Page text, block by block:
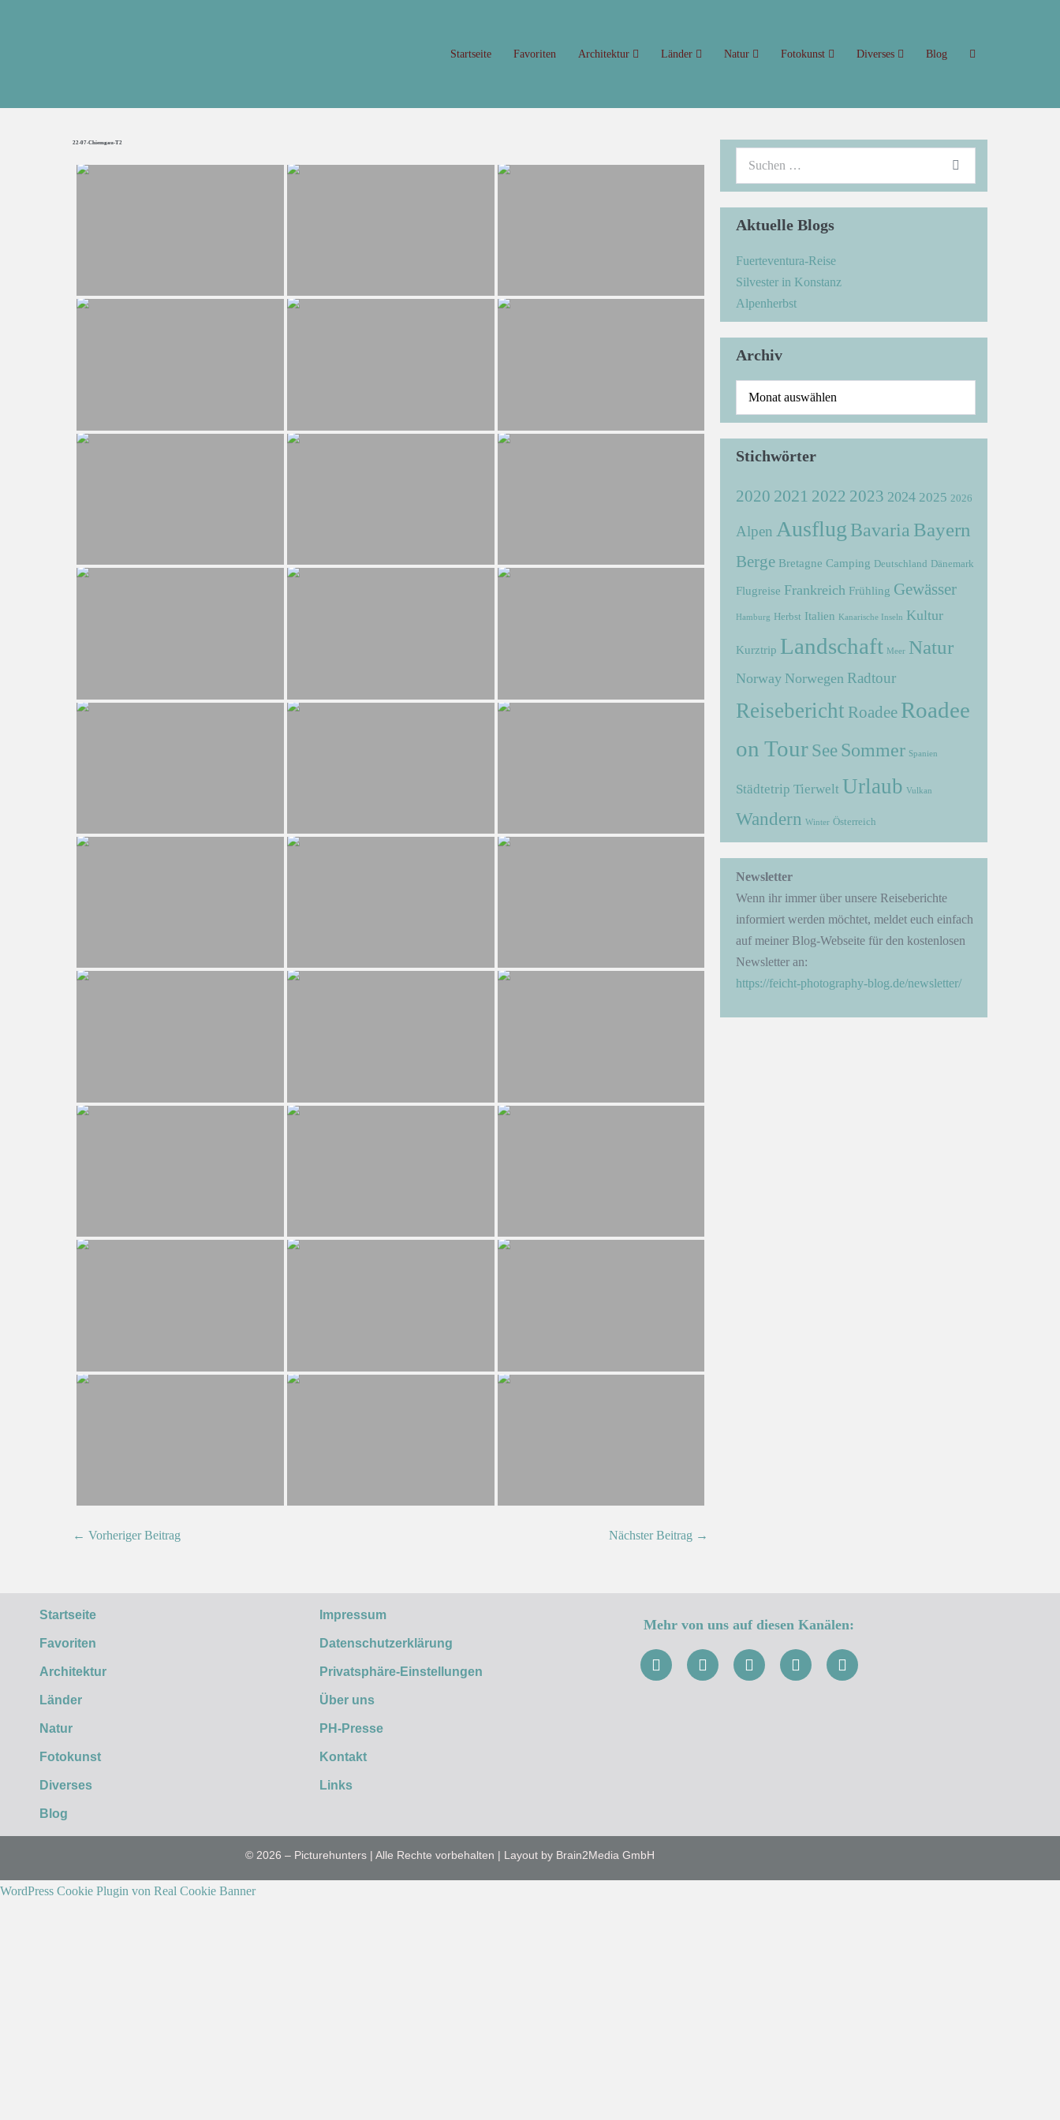
Startseite Favoriten Architektur Länder Natur Fotokunst Diverses Blog
22-07-Chiemgau-T2
← Vorheriger Beitrag Nächster Beitrag →
Aktuelle Blogs
Fuerteventura-Reise
Silvester in Konstanz
Alpenherbst
Archiv
Stichwörter
2020 2021 2022 2023 2024 2025 2026
Alpen Ausflug Bavaria Bayern
Berge Bretagne Camping Deutschland Dänemark
Flugreise Frankreich Frühling Gewässer
Hamburg Herbst Italien Kanarische Inseln Kultur
Kurztrip Landschaft Meer Natur
Norway Norwegen Radtour
Reisebericht Roadee Roadee
on Tour See Sommer Spanien
Städtetrip Tierwelt Urlaub Vulkan
Wandern Winter Österreich
Newsletter
Wenn ihr immer über unsere Reiseberichte
informiert werden möchtet, meldet euch einfach
auf meiner Blog-Webseite für den kostenlosen
Newsletter an:
https://feicht-photography-blog.de/newsletter/
Startseite
Favoriten
Architektur
Länder
Natur
Fotokunst
Diverses
Blog
Impressum
Datenschutzerklärung
Privatsphäre-Einstellungen
Über uns
PH-Presse
Kontakt
Links
Mehr von uns auf diesen Kanälen:
© 2026 – Picturehunters | Alle Rechte vorbehalten | Layout by Brain2Media GmbH
WordPress Cookie Plugin von Real Cookie Banner